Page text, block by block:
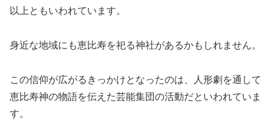
以上ともいわれています。
身近な地域にも恵比寿を祀る神社があるかもしれません。
この信仰が広がるきっかけとなったのは、人形劇を通して
恵比寿神の物語を伝えた芸能集団の活動だといわれていま
す。